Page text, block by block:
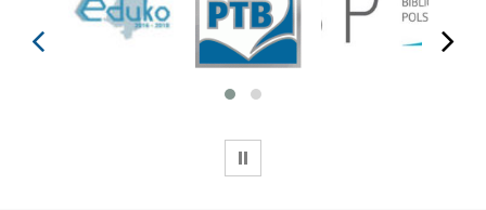
prev next
WSTRZYMAJ